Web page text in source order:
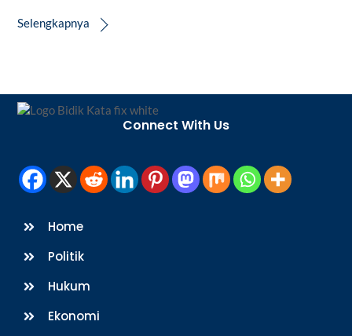
Selengkapnya
Back
Connect With Us
Home
Politik
Hukum
Ekonomi